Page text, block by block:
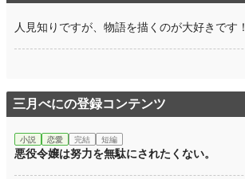
年間ポイント 20,723 pt (19,644 位)
累計ポイント 20,814 pt (69,791 位)
人見知りですが、物語を描くのが大好きです！
三月べにの登録コンテンツ
小説 恋愛 完結 短編
悪役令嬢は努力を無駄にされたくない。